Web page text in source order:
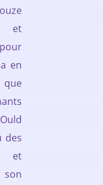
et
en
des
et
son